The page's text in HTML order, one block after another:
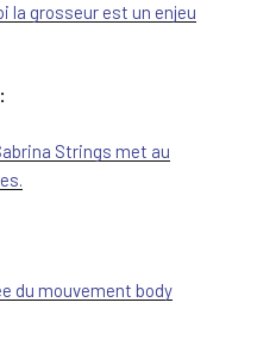
la grosseur est un enjeu
Strings met au
du mouvement body